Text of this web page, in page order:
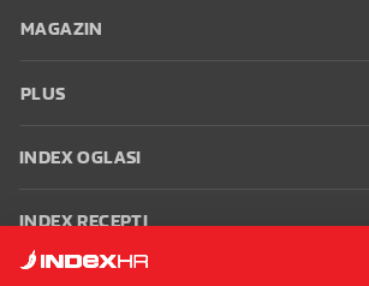
MAGAZIN
PLUS
INDEX OGLASI
INDEX RECEPTI